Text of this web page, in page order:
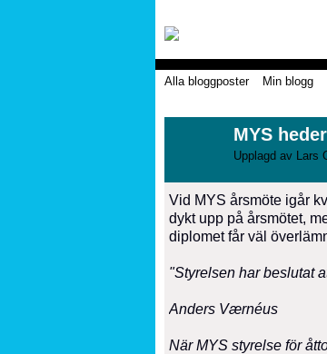
Alla bloggposter Min blogg
MYS
Upplagd av Lars
Vid MYS årsmöte igår
dykt upp på årsmötet,
diplomet får väl
"Styrelsen har beslutat
Anders Værnéus
När MYS styrelse för